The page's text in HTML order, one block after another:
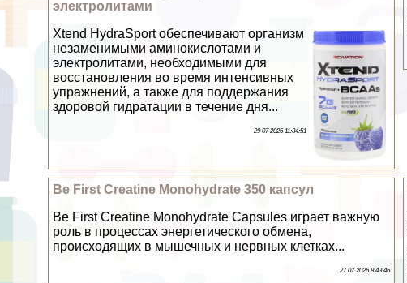
электролитами
Xtend HydraSport обеспечивают организм
незаменимыми аминокислотами и
электролитами, необходимыми для
восстановления во время интенсивных
упражнений, а также для поддержания
здоровой гидратации в течение дня...
29 07 2026 11:34:51
Be First Creatine Monohydrate 350 капсул
Be First Creatine Monohydrate Capsules играет важную
роль в процессах энергетического обмена,
происходящих в мышечных и нервных клетках...
27 07 2026 8:43:46